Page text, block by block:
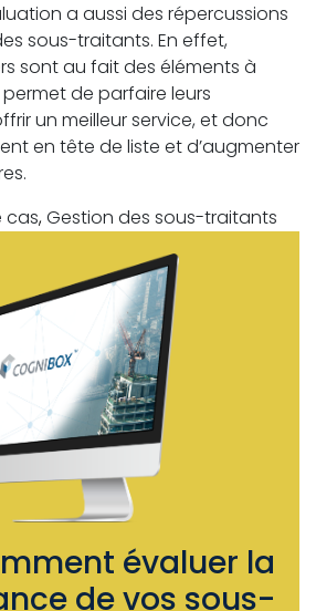
a aussi des répercussions
sous-traitants. En effet,
sont au fait des éléments à
de parfaire leurs
un meilleur service, et donc
en tête de liste et d’augmenter
cas,Gestion des sous-traitants
évaluer la
de vos sous-